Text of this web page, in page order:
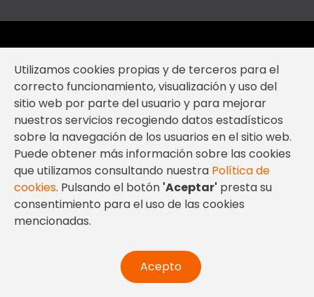
Utilizamos cookies propias y de terceros para el
correcto funcionamiento, visualización y uso del
sitio web por parte del usuario y para mejorar
nuestros servicios recogiendo datos estadísticos
sobre la navegación de los usuarios en el sitio web.
Puede obtener más información sobre las cookies
que utilizamos consultando nuestra Política de
cookies. Pulsando el botón 'Aceptar' presta su
consentimiento para el uso de las cookies
mencionadas.
Acepto